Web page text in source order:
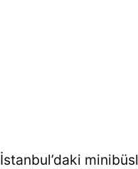
İstanbul’daki